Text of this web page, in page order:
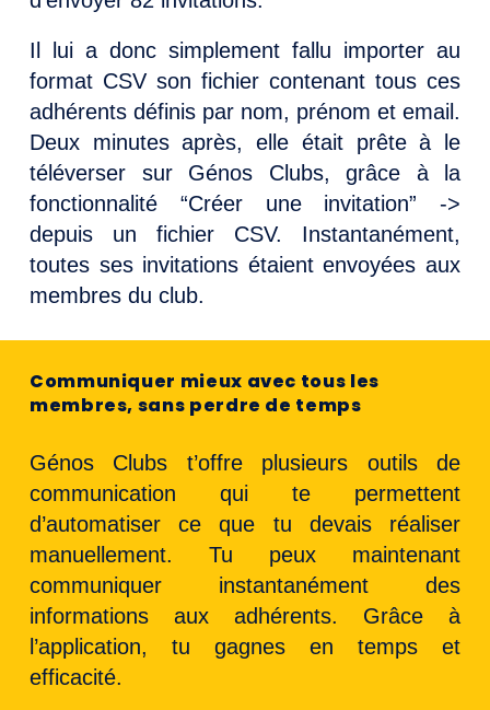
Il lui a donc simplement fallu importer au
format CSV son fichier contenant tous ces
adhérents définis par nom, prénom et email.
Deux minutes après, elle était prête à le
téléverser sur Génos Clubs, grâce à la
fonctionnalité “Créer une invitation” ->
depuis un fichier CSV. Instantanément,
toutes ses invitations étaient envoyées aux
membres du club.
Communiquer mieux avec tous les
membres, sans perdre de temps
Génos Clubs t’offre plusieurs outils de
communication qui te permettent
d’automatiser ce que tu devais réaliser
manuellement. Tu peux maintenant
communiquer instantanément des
informations aux adhérents. Grâce à
l’application, tu gagnes en temps et
efficacité.